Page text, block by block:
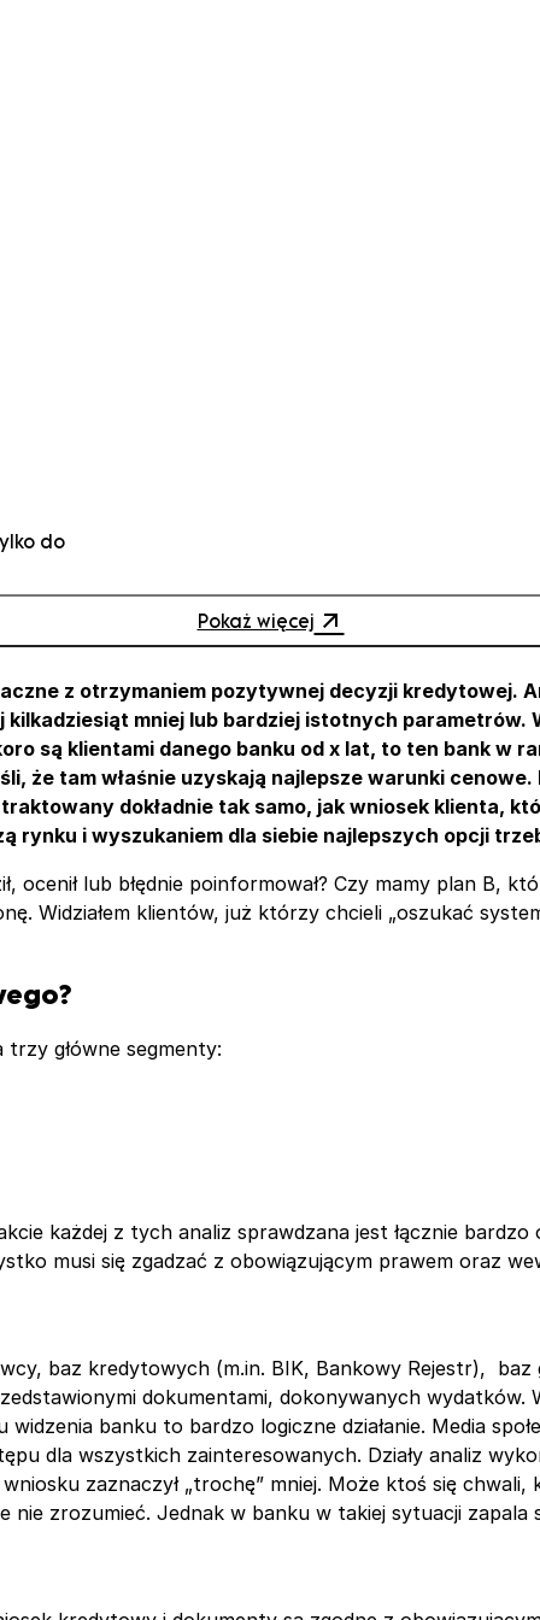
do
Pokaż więcej
z otrzymaniem pozytywnej decyzji kredytowej.
mniej lub bardziej istotnych parametrów.
są klientami danego banku od x lat, to ten bank w
że tam właśnie uzyskają najlepsze warunki
dokładnie tak samo, jak wniosek klienta,
rynku i wyszukaniem dla siebie najlepszych opcji
ocenił lub błędnie poinformował? Czy mamy plan B,
Widziałem klientów, już którzy chcieli „oszukać
główne segmenty:
każdej z tych analiz sprawdzana jest łącznie
musi się zgadzać z obowiązującym prawem oraz
baz kredytowych (m.in. BIK, Bankowy Rejestr),
dokumentami, dokonywanych wydatków.
banku to bardzo logiczne działanie. Media
dla wszystkich zainteresowanych. Działy analiz
zaznaczył „trochę” mniej. Może ktoś się
nie zrozumieć. Jednak w banku w takiej sytuacji zapala